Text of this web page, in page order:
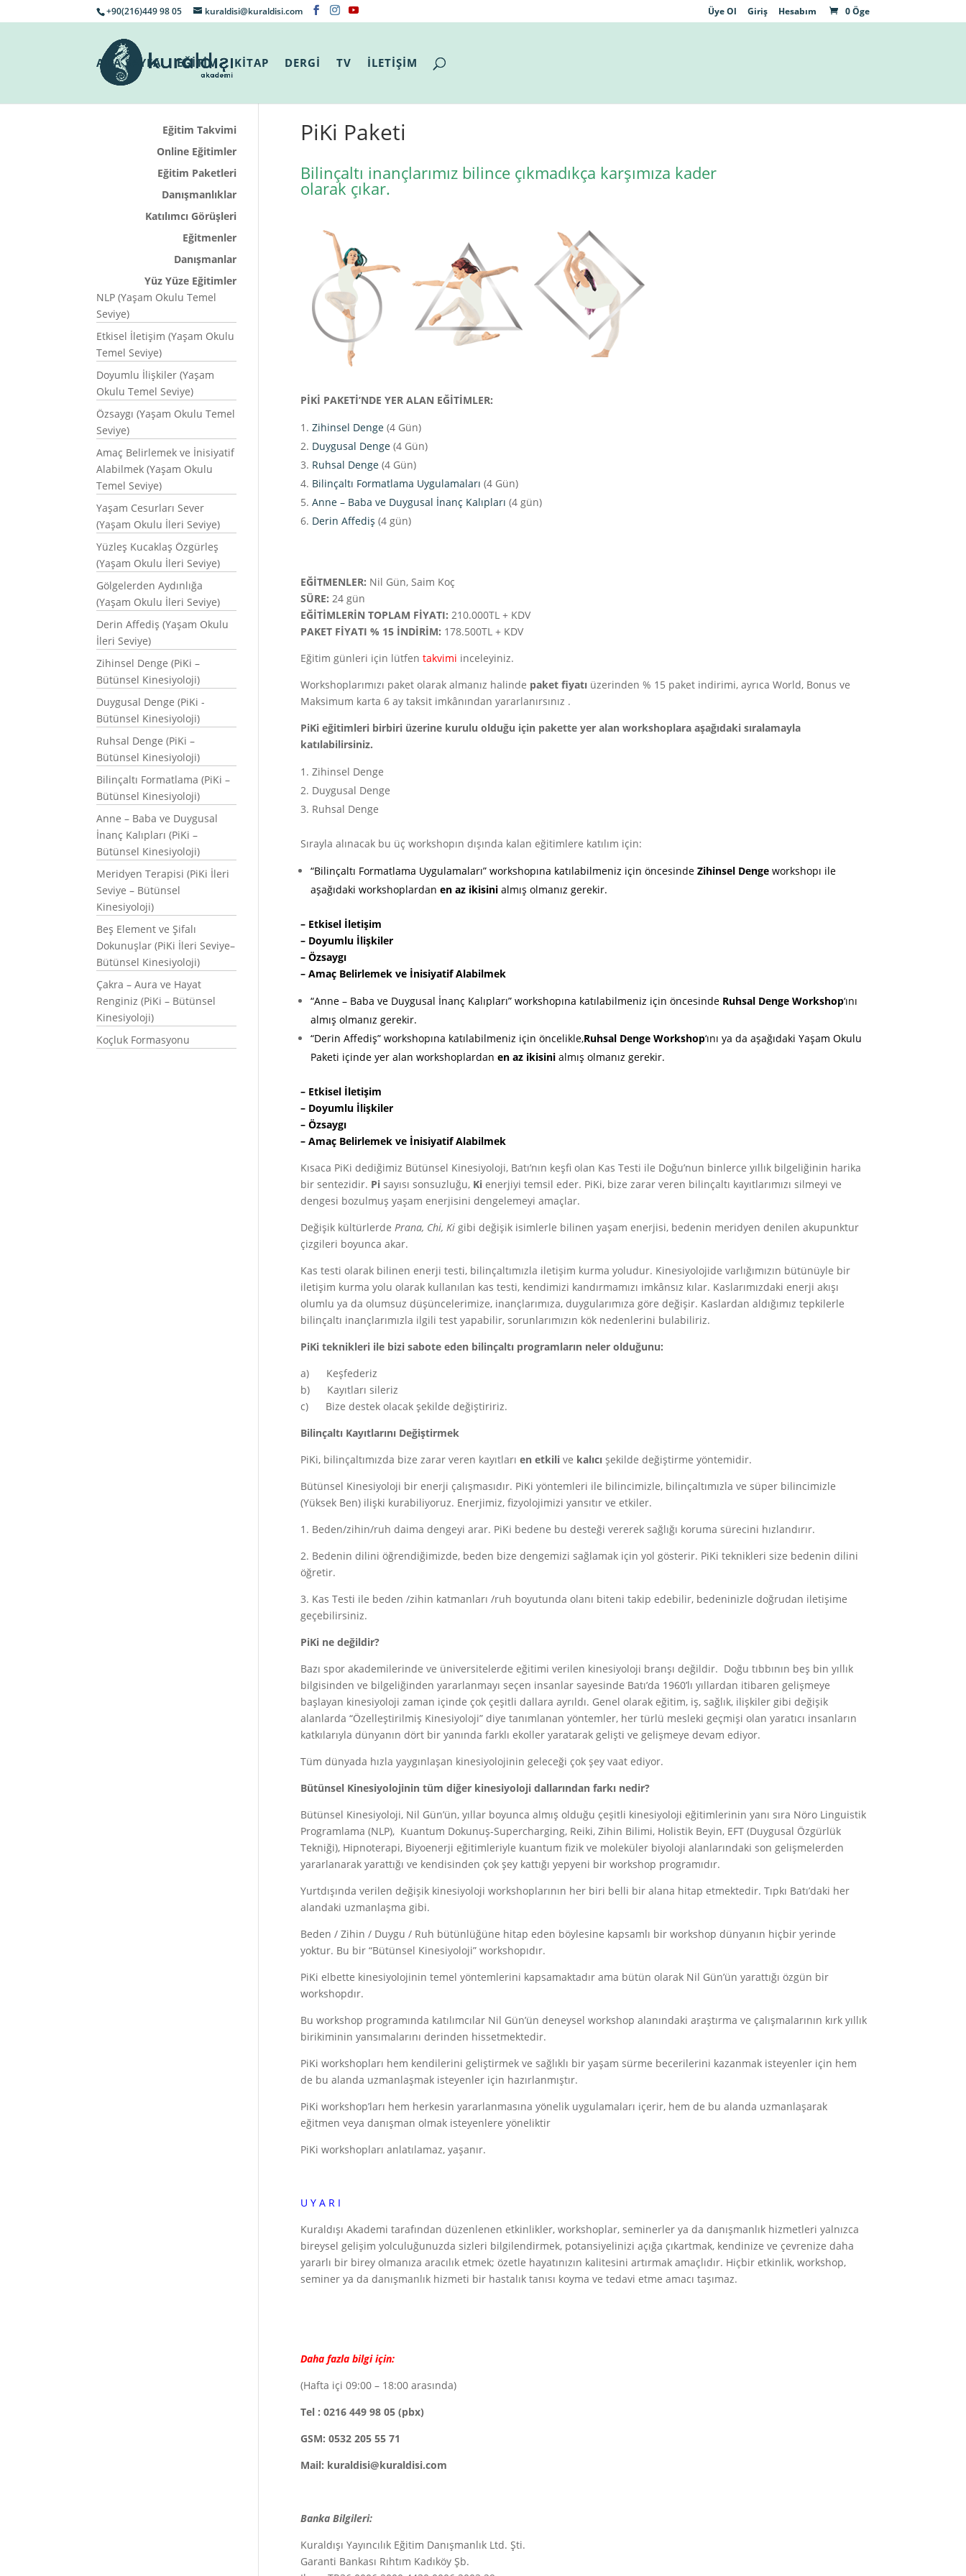
+90(216)449 98 05 kuraldisi@kuraldisi.com Üye Ol Giriş Hesabım 0 Öge
ANA SAYFA EĞİTİM KİTAP DERGİ TV İLETİŞİM
PiKi Paketi
Bilinçaltı inançlarımız bilince çıkmadıkça karşımıza kader
olarak çıkar.
PİKİ PAKETİ’NDE YER ALAN EĞİTİMLER:
Zihinsel Denge(4 Gün)
Duygusal Denge(4 Gün)
Ruhsal Denge(4 Gün)
Bilinçaltı Formatlama Uygulamaları (4 Gün)
Anne – Baba ve Duygusal İnanç Kalıpları (4 gün)
Derin Affediş (4 gün)
EĞİTMENLER: Nil Gün, Saim Koç
SÜRE: 24 gün
EĞİTİMLERİN TOPLAM FİYATI: 210.000TL + KDV
PAKET FİYATI % 15 İNDİRİM: 178.500TL + KDV
Eğitim günleri için lütfen takvimi inceleyiniz.
Workshoplarımızı paket olarak almanız halinde paket fiyatıüzerinden % 15 paket indirimi, ayrıca World, Bonus ve
Maksimum karta 6 ay taksit imkânından yararlanırsınız .
PiKi eğitimleri birbiri üzerine kurulu olduğu için pakette yer alan workshoplara aşağıdaki sıralamayla
katılabilirsiniz.
Zihinsel Denge
Duygusal Denge
Ruhsal Denge
Sırayla alınacak bu üç workshopın dışında kalan eğitimlere katılım için:
“Bilinçaltı Formatlama Uygulamaları” workshopına katılabilmeniz için öncesinde Zihinsel Dengeworkshopı ile
aşağıdaki workshoplardan en az ikisinialmış olmanız gerekir.
– Etkisel İletişim
–Doyumlu İlişkiler
– Özsaygı
– Amaç Belirlemek ve İnisiyatif Alabilmek
“Anne – Baba ve Duygusal İnanç Kalıpları” workshopına katılabilmeniz için öncesinde Ruhsal Denge Workshop‘ını
almış olmanız gerekir.
“Derin Affediş” workshopına katılabilmeniz için öncelikle,Ruhsal Denge Workshop‘ını ya da aşağıdaki Yaşam Okulu
Paketi içinde yer alan workshoplardan en az ikisinialmış olmanız gerekir.
– Etkisel İletişim
–Doyumlu İlişkiler
– Özsaygı
– Amaç Belirlemek ve İnisiyatif Alabilmek
Kısaca PiKi dediğimiz Bütünsel Kinesiyoloji, Batı’nın keşfi olan Kas Testi ile Doğu’nun binlerce yıllık bilgeliğinin harika
bir sentezidir. Pisayısı sonsuzluğu, Kienerjiyi temsil eder. PiKi, bize zarar veren bilinçaltı kayıtlarımızı silmeyi ve
dengesi bozulmuş yaşam enerjisini dengelemeyi amaçlar.
Değişik kültürlerde Prana, Chi, Kigibi değişik isimlerle bilinen yaşam enerjisi, bedenin meridyen denilen akupunktur
çizgileri boyunca akar.
Kas testi olarak bilinen enerji testi, bilinçaltımızla iletişim kurma yoludur. Kinesiyolojide varlığımızın bütünüyle bir
iletişim kurma yolu olarak kullanılan kas testi, kendimizi kandırmamızı imkânsız kılar. Kaslarımızdaki enerji akışı
olumlu ya da olumsuz düşüncelerimize, inançlarımıza, duygularımıza göre değişir. Kaslardan aldığımız tepkilerle
bilinçaltı inançlarımızla ilgili test yapabilir, sorunlarımızın kök nedenlerini bulabiliriz.
PiKi teknikleri ile bizi sabote eden bilinçaltı programların neler olduğunu:
a) Keşfederiz
b) Kayıtları sileriz
c) Bize destek olacak şekilde değiştiririz.
Bilinçaltı Kayıtlarını Değiştirmek
PiKi, bilinçaltımızda bize zarar veren kayıtları en etkili ve kalıcışekilde değiştirme yöntemidir.
Bütünsel Kinesiyoloji bir enerji çalışmasıdır. PiKi yöntemleri ile bilincimizle, bilinçaltımızla ve süper bilincimizle
(Yüksek Ben) ilişki kurabiliyoruz. Enerjimiz, fizyolojimizi yansıtır ve etkiler.
1. Beden/zihin/ruh daima dengeyi arar. PiKi bedene bu desteği vererek sağlığı koruma sürecini hızlandırır.
2. Bedenin dilini öğrendiğimizde, beden bize dengemizi sağlamak için yol gösterir. PiKi teknikleri size bedenin dilini
öğretir.
3. Kas Testi ile beden /zihin katmanları /ruh boyutunda olanı biteni takip edebilir, bedeninizle doğrudan iletişime
geçebilirsiniz.
PiKi ne değildir?
Bazı spor akademilerinde ve üniversitelerde eğitimi verilen kinesiyoloji branşı değildir. Doğu tıbbının beş bin yıllık
bilgisinden ve bilgeliğinden yararlanmayı seçen insanlar sayesinde Batı’da 1960’lı yıllardan itibaren gelişmeye
başlayan kinesiyoloji zaman içinde çok çeşitli dallara ayrıldı. Genel olarak eğitim, iş, sağlık, ilişkiler gibi değişik
alanlarda “Özelleştirilmiş Kinesiyoloji” diye tanımlanan yöntemler, her türlü mesleki geçmişi olan yaratıcı insanların
katkılarıyla dünyanın dört bir yanında farklı ekoller yaratarak gelişti ve gelişmeye devam ediyor.
Tüm dünyada hızla yaygınlaşan kinesiyolojinin geleceği çok şey vaat ediyor.
Bütünsel Kinesiyolojinin tüm diğer kinesiyoloji dallarından farkı nedir?
Bütünsel Kinesiyoloji, Nil Gün’ün, yıllar boyunca almış olduğu çeşitli kinesiyoloji eğitimlerinin yanı sıra Nöro Linguistik
Programlama (NLP), Kuantum Dokunuş-Supercharging, Reiki, Zihin Bilimi, Holistik Beyin, EFT (Duygusal Özgürlük
Tekniği), Hipnoterapi, Biyoenerji eğitimleriyle kuantum fizik ve moleküler biyoloji alanlarındaki son gelişmelerden
yararlanarak yarattığı ve kendisinden çok şey kattığı yepyeni bir workshop programıdır.
Yurtdışında verilen değişik kinesiyoloji workshoplarının her biri belli bir alana hitap etmektedir. Tıpkı Batı’daki her
alandaki uzmanlaşma gibi.
Beden / Zihin / Duygu / Ruh bütünlüğüne hitap eden böylesine kapsamlı bir workshop dünyanın hiçbir yerinde
yoktur. Bu bir “Bütünsel Kinesiyoloji” workshopıdır.
PiKi elbette kinesiyolojinin temel yöntemlerini kapsamaktadır ama bütün olarak Nil Gün’ün yarattığı özgün bir
workshopdır.
Bu workshop programında katılımcılar Nil Gün’ün deneysel workshop alanındaki araştırma ve çalışmalarının kırk yıllık
birikiminin yansımalarını derinden hissetmektedir.
PiKi workshopları hem kendilerini geliştirmek ve sağlıklı bir yaşam sürme becerilerini kazanmak isteyenler için hem
de bu alanda uzmanlaşmak isteyenler için hazırlanmıştır.
PiKi workshop’ları hem herkesin yararlanmasına yönelik uygulamaları içerir, hem de bu alanda uzmanlaşarak
eğitmen veya danışman olmak isteyenlere yöneliktir
PiKi workshopları anlatılamaz, yaşanır.
U Y A R I
Kuraldışı Akademi tarafından düzenlenen etkinlikler, workshoplar, seminerler ya da danışmanlık hizmetleri yalnızca
bireysel gelişim yolculuğunuzda sizleri bilgilendirmek, potansiyelinizi açığa çıkartmak, kendinize ve çevrenize daha
yararlı bir birey olmanıza aracılık etmek; özetle hayatınızın kalitesini artırmak amaçlıdır. Hiçbir etkinlik, workshop,
seminer ya da danışmanlık hizmeti bir hastalık tanısı koyma ve tedavi etme amacı taşımaz.
Daha fazla bilgi için:
(Hafta içi 09:00 – 18:00 arasında)
Tel : 0216 449 98 05 (pbx)
GSM: 0532 205 55 71
Mail: kuraldisi@kuraldisi.com
Banka Bilgileri:
Kuraldışı Yayıncılık Eğitim Danışmanlık Ltd. Şti.
Garanti Bankası Rıhtım Kadıköy Şb.
Eğitim Takvimi
Online Eğitimler
Eğitim Paketleri
Danışmanlıklar
Katılımcı Görüşleri
Eğitmenler
Danışmanlar
Yüz Yüze Eğitimler
NLP (Yaşam Okulu Temel
Seviye)
Etkisel İletişim (Yaşam Okulu
Temel Seviye)
Doyumlu İlişkiler (Yaşam
Okulu Temel Seviye)
Özsaygı (Yaşam Okulu Temel
Seviye)
Amaç Belirlemek ve İnisiyatif
Alabilmek (Yaşam Okulu
Temel Seviye)
Yaşam Cesurları Sever
(Yaşam Okulu İleri Seviye)
Yüzleş Kucaklaş Özgürleş
(Yaşam Okulu İleri Seviye)
Gölgelerden Aydınlığa
(Yaşam Okulu İleri Seviye)
Derin Affediş (Yaşam Okulu
İleri Seviye)
Zihinsel Denge (PiKi –
Bütünsel Kinesiyoloji)
Duygusal Denge (PiKi -
Bütünsel Kinesiyoloji)
Ruhsal Denge (PiKi –
Bütünsel Kinesiyoloji)
Bilinçaltı Formatlama (PiKi –
Bütünsel Kinesiyoloji)
Anne – Baba ve Duygusal
İnanç Kalıpları (PiKi –
Bütünsel Kinesiyoloji)
Meridyen Terapisi (PiKi İleri
Seviye – Bütünsel
Kinesiyoloji)
Beş Element ve Şifalı
Dokunuşlar (PiKi İleri Seviye–
Bütünsel Kinesiyoloji)
Çakra – Aura ve Hayat
Renginiz (PiKi – Bütünsel
Kinesiyoloji)
Koçluk Formasyonu